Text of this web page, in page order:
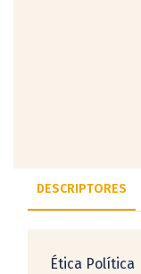
DESCRIPTORES
Ética Política